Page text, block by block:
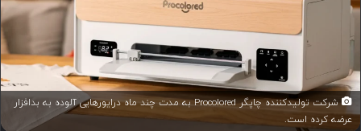
شرکت تولیدکننده چاپگر Procolored به مدت چند ماه درایورهایی آلوده به بدافزار
عرضه کرده است.